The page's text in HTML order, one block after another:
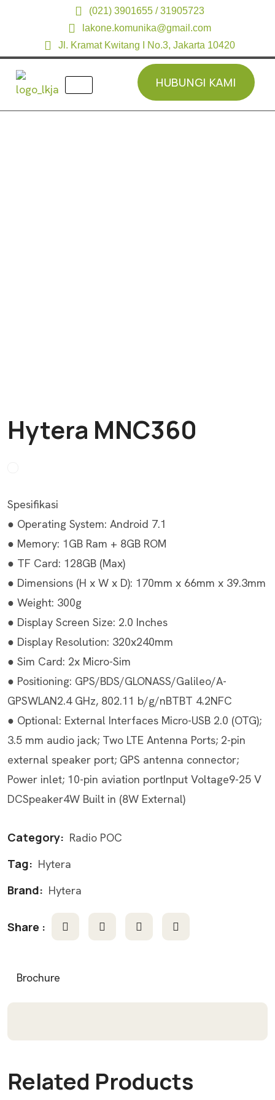
(021) 3901655 / 31905723
lakone.komunika@gmail.com
Jl. Kramat Kwitang I No.3, Jakarta 10420
HUBUNGI KAMI
HUBUNGI KAMI
Hytera MNC360
Spesifikasi
● Operating System: Android 7.1
● Memory: 1GB Ram + 8GB ROM
● TF Card: 128GB (Max)
● Dimensions (H x W x D): 170mm x 66mm x 39.3mm
● Weight: 300g
● Display Screen Size: 2.0 Inches
● Display Resolution: 320x240mm
● Sim Card: 2x Micro-Sim
● Positioning: GPS/BDS/GLONASS/Galileo/A-
GPSWLAN2.4 GHz, 802.11 b/g/nBTBT 4.2NFC
● Optional: External Interfaces Micro-USB 2.0 (OTG);
3.5 mm audio jack; Two LTE Antenna Ports; 2-pin
external speaker port; GPS antenna connector;
Power inlet; 10-pin aviation portInput Voltage9-25 V
DCSpeaker4W Built in (8W External)
Category: Radio POC
Tag: Hytera
Brand: Hytera
Share :
Brochure
Related Products